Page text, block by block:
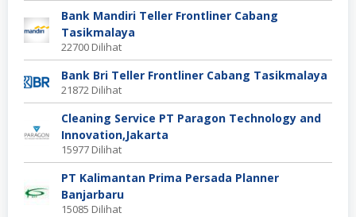
Bank Mandiri Teller Frontliner Cabang
Tasikmalaya
22700 Dilihat
Bank Bri Teller Frontliner Cabang Tasikmalaya
21872 Dilihat
Cleaning Service PT Paragon Technology and
Innovation,Jakarta
15977 Dilihat
PT Kalimantan Prima Persada Planner
Banjarbaru
15085 Dilihat